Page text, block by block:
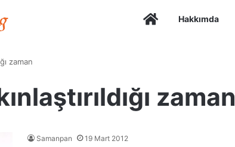
Ana Sayfa
Hakkımda
zaman
zaman
Samanpan 19 Mart 2012